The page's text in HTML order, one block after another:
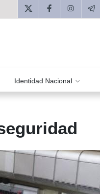
Identidad Nacional